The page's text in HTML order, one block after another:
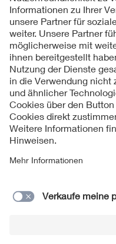
Kontakt
Impressum
Datenschutzinformationen
Cookie Hinweise
Compliance
Jahresarchiv
© 2026 VDE Verband der